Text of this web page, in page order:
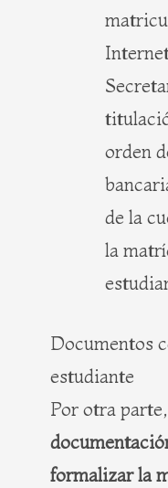
orden
de la
la
Documentos
estudiante
Por otra
formalizar la